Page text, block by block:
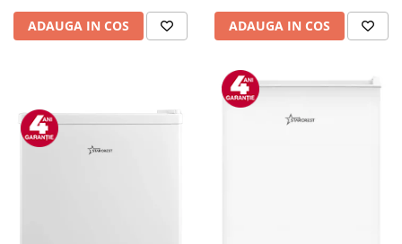
ADAUGA IN COS ADAUGA IN COS